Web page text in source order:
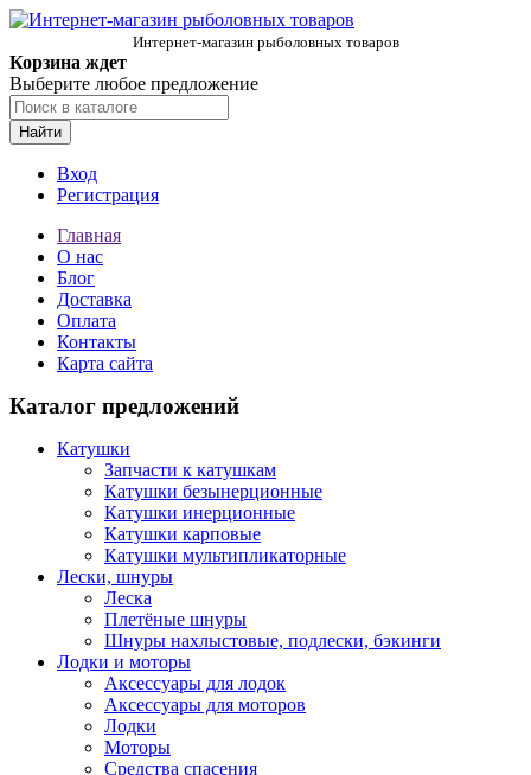
Интернет-магазин рыболовных товаров
Корзина ждет
Выберите любое предложение
Найти
Вход
Регистрация
Главная
О нас
Блог
Доставка
Оплата
Контакты
Карта сайта
Каталог предложений
Катушки
Запчасти к катушкам
Катушки безынерционные
Катушки инерционные
Катушки карповые
Катушки мультипликаторные
Лески, шнуры
Леска
Плетёные шнуры
Шнуры нахлыстовые, подлески, бэкинги
Лодки и моторы
Аксессуары для лодок
Аксессуары для моторов
Лодки
Моторы
Средства спасения